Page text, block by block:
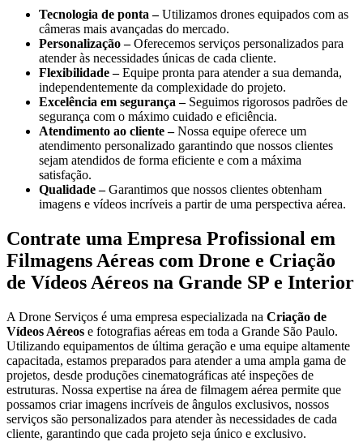
Tecnologia de ponta –Utilizamos drones equipados com as
câmeras mais avançadas do mercado.
Personalização –Oferecemos serviços personalizados para
atender às necessidades únicas de cada cliente.
Flexibilidade –Equipe pronta para atender a sua demanda,
independentemente da complexidade do projeto.
Excelência em segurança –Seguimos rigorosos padrões de
segurança com o máximo cuidado e eficiência.
Atendimento ao cliente –Nossa equipe oferece um
atendimento personalizado garantindo que nossos clientes
sejam atendidos de forma eficiente e com a máxima
satisfação.
Qualidade –Garantimos que nossos clientes obtenham
imagens e vídeos incríveis a partir de uma perspectiva aérea.
Contrate uma Empresa Profissional em
Filmagens Aéreas com Drone e Criação
de Vídeos Aéreos na Grande SP e Interior
A Drone Serviços é uma empresa especializada na Criação de
Vídeos Aéreos e fotografias aéreas em toda a Grande São Paulo.
Utilizando equipamentos de última geração e uma equipe altamente
capacitada, estamos preparados para atender a uma ampla gama de
projetos, desde produções cinematográficas até inspeções de
estruturas. Nossa expertise na área de filmagem aérea permite que
possamos criar imagens incríveis de ângulos exclusivos, nossos
serviços são personalizados para atender às necessidades de cada
cliente, garantindo que cada projeto seja único e exclusivo.